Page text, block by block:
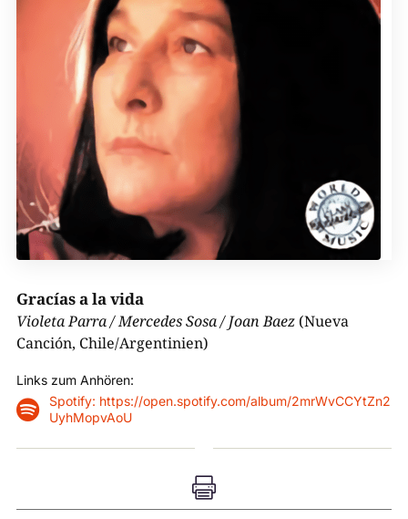
Gracías a la vida
Violeta Parra / Mercedes Sosa / Joan Baez (Nueva
Canción, Chile/Argentinien)
Links zum Anhören:

Spotify: https://open.spotify.com/album/2mrWvCCYtZn2
UyhMopvAoU
